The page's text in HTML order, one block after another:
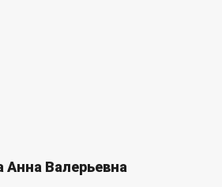
Анна Валерьевна